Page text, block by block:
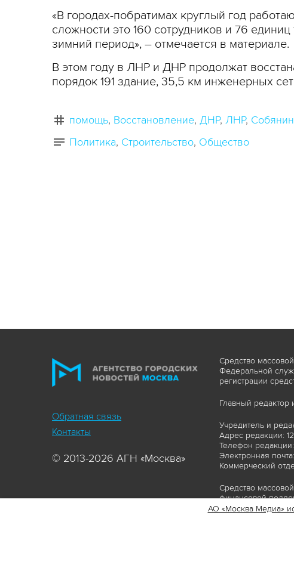
«В городах-побратимах круглый год
сложности это 160 сотрудников и 76
зимний период», – отмечается в материале.
В этом году в ЛНР и ДНР продолжат
порядок 191 здание, 35,5 км инженерных
помощь Восстановление ДНР ЛНР Собянин
Политика Строительство Общество
Обратная связь
Контакты
© 2013-2026 АГН «Москва»
Средство
Федеральной
регистрации
Главный редактор
Учредитель и
Адрес редакции:
Телефон
Электронная почта:
Коммерческий
Средство
финансовой
Сайт https://
АО «Москва Медиа»